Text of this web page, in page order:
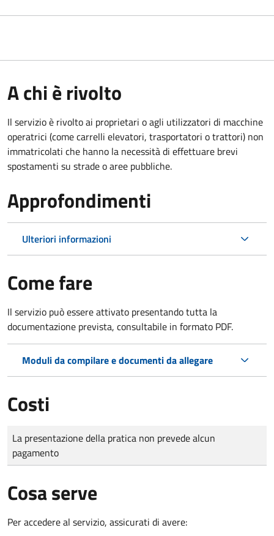
A chi è rivolto
Il servizio è rivolto ai proprietari o agli utilizzatori di macchine
operatrici (come carrelli elevatori, trasportatori o trattori) non
immatricolati che hanno la necessità di effettuare brevi
spostamenti su strade o aree pubbliche.
Approfondimenti
Ulteriori informazioni
Come fare
Il servizio può essere attivato presentando tutta la
documentazione prevista, consultabile in formato PDF.
Moduli da compilare e documenti da allegare
Costi
Tipo di pagamento
Importo
La presentazione della pratica non prevede alcun
pagamento
Cosa serve
Per accedere al servizio, assicurati di avere: